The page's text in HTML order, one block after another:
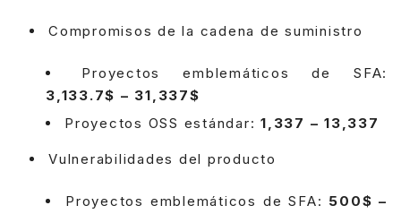
Compromisos de la cadena de suministro
Proyectos emblemáticos de SFA:
3,133.7$ – 31,337$
Proyectos OSS estándar: 1,337 – 13,337
Vulnerabilidades del producto
Proyectos emblemáticos de SFA: 500$ –